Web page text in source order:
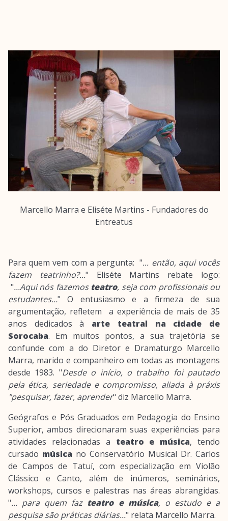
Marcello Marra e Eliséte Martins - Fundadores do
Entreatus
Para quem vem com a pergunta: "... então, aqui vocês
fazem teatrinho?..." Eliséte Martins rebate logo:
"...Aqui nós fazemos teatro, seja com profissionais ou
estudantes..." O entusiasmo e a firmeza de sua
argumentação, refletem a experiência de mais de 35
anos dedicados à arte teatral na cidade de
Sorocaba. Em muitos pontos, a sua trajetória se
confunde com a do Diretor e Dramaturgo Marcello
Marra, marido e companheiro em todas as montagens
desde 1983. "Desde o início, o trabalho foi pautado
pela ética, seriedade e compromisso, aliada à práxis
"pesquisar, fazer, aprender" diz Marcello Marra.
Geógrafos e Pós Graduados em Pedagogia do Ensino
Superior, ambos direcionaram suas experiências para
atividades relacionadas a teatro e música, tendo
cursado música no Conservatório Musical Dr. Carlos
de Campos de Tatuí, com especialização em Violão
Clássico e Canto, além de inúmeros, seminários,
workshops, cursos e palestras nas áreas abrangidas.
"... para quem faz teatro e música, o estudo e a
pesquisa são práticas diárias..." relata Marcello Marra.